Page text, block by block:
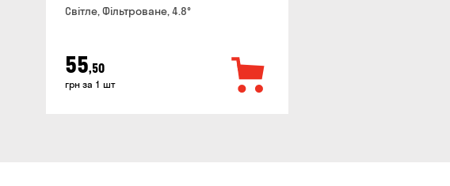
Світле, Фільтроване, 4.8°
55,50
грн за 1 шт